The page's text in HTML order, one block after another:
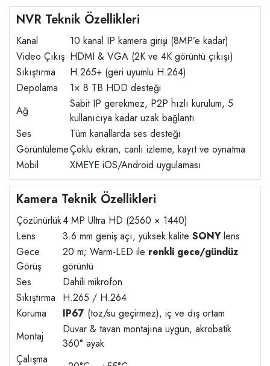
NVR Teknik Özellikleri
Kanal
10 kanal IP kamera girişi (8MP’e kadar)
Video Çıkış HDMI & VGA (2K ve 4K görüntü çıkışı)
Sıkıştırma
H.265+ (geri uyumlu H.264)
Depolama
1× 8 TB HDD desteği
Ağ
Sabit IP gerekmez, P2P hızlı kurulum, 5
kullanıcıya kadar uzak bağlantı
Ses
Tüm kanallarda ses desteği
GörüntülemeÇoklu ekran, canlı izleme, kayıt ve oynatma
Mobil
XMEYE iOS/Android uygulaması
Kamera Teknik Özellikleri
Çözünürlük4 MP Ultra HD (2560 × 1440)
Lens
3.6 mm geniş açı, yüksek kalite SONYlens
Gece
Görüş
20 m; Warm-LED ile renkli gece/gündüz
görüntü
Ses
Dahili mikrofon
Sıkıştırma
H.265 / H.264
Koruma
IP67 (toz/su geçirmez), iç ve dış ortam
Montaj
Duvar & tavan montajına uygun, akrobatik
360° ayak
Çalışma